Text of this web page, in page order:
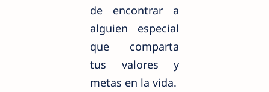
de encontrar a
alguien especial
que comparta
tus valores y
metas en la vida.